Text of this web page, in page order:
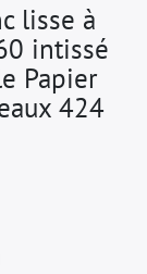
lisse à
intissé
Papier
424